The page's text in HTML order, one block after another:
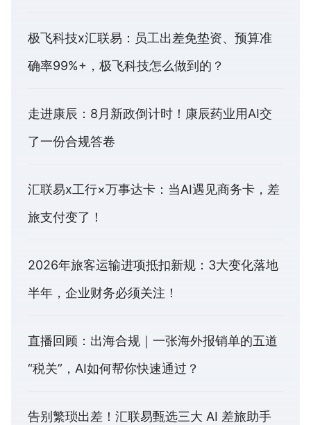
极飞科技x汇联易：员工出差免垫资、预算准
确率99%+，极飞科技怎么做到的？
走进康辰：8月新政倒计时！康辰药业用AI交
了一份合规答卷
汇联易x工行×万事达卡：当AI遇见商务卡，差
旅支付变了！
2026年旅客运输进项抵扣新规：3大变化落地
半年，企业财务必须关注！
直播回顾：出海合规｜一张海外报销单的五道
“税关”，AI如何帮你快速通过？
告别繁琐出差！汇联易甄选三大 AI 差旅助手